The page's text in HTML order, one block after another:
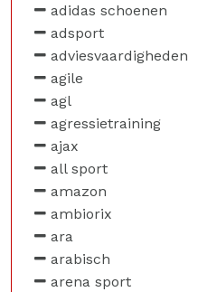
adidas schoenen
adsport
adviesvaardigheden
agile
agl
agressietraining
ajax
all sport
amazon
ambiorix
ara
arabisch
arena sport